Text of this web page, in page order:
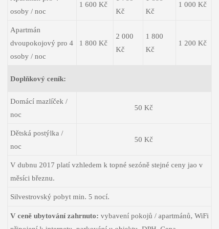
osoby / noc
1 600 Kč
Kč
Kč
1 000 Kč
Apartmán
dvoupokojový pro 4
osoby / noc
1 800 Kč
2 000
Kč
1 800
Kč
1 200 Kč
Doplňkový ceník:
Domácí mazlíček /
noc
50 Kč
Dětská postýlka /
noc
50 Kč
V dubnu 2017 platí vzhledem k topné sezóně stejné ceny jao v
měsíci březnu.
Silvestrovský pobyt min. 5 nocí.
V ceně ubytování zahrnuto: vybavení pokojů / apartmánů, WiFi